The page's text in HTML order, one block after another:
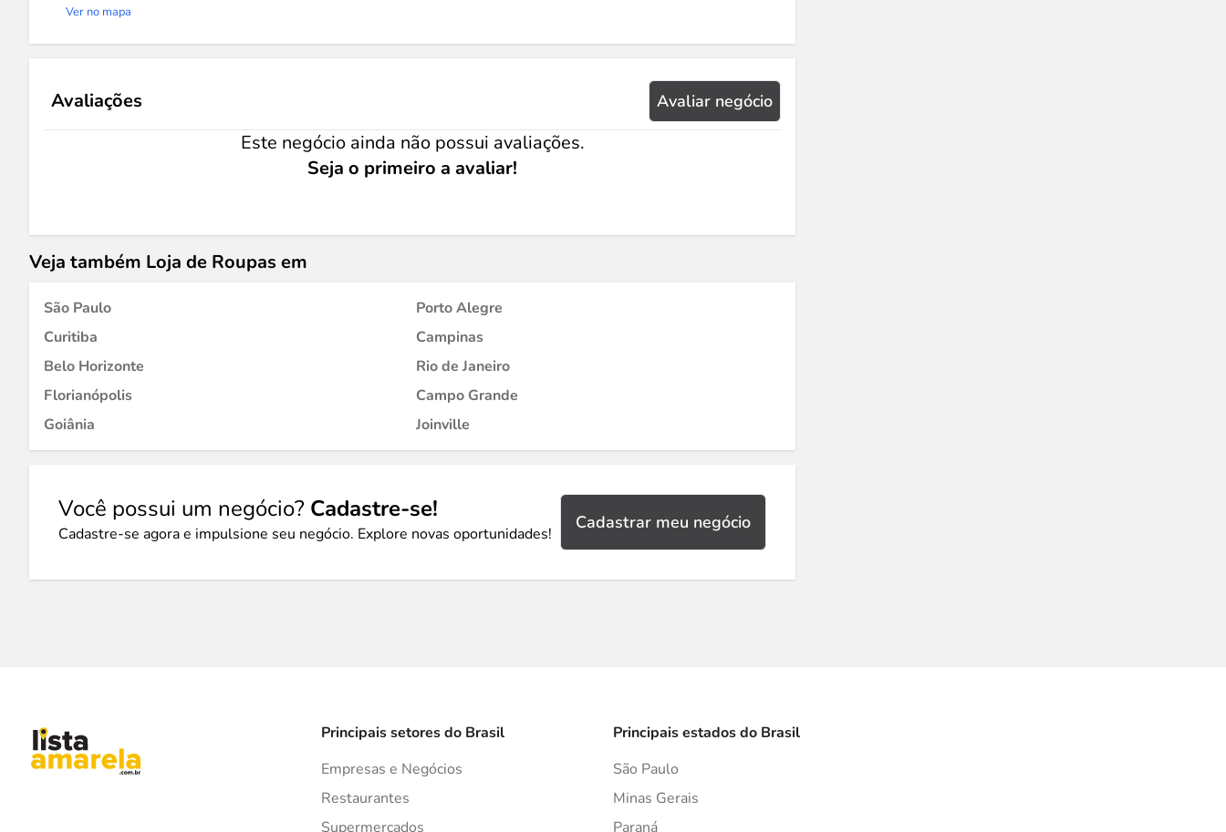
Ver no mapa
Avaliações Avaliar negócio
Este negócio ainda não possui avaliações.
Seja o primeiro a avaliar!
Veja também Loja de Roupas em
São Paulo
Porto Alegre
Curitiba
Campinas
Belo Horizonte
Rio de Janeiro
Florianópolis
Campo Grande
Goiânia
Joinville
Você possui um negócio? Cadastre-se!
Cadastre-se agora e impulsione seu negócio. Explore novas oportunidades!
Cadastrar meu negócio
Principais setores do Brasil
Empresas e Negócios
Restaurantes
Supermercados
Principais estados do Brasil
São Paulo
Minas Gerais
Paraná